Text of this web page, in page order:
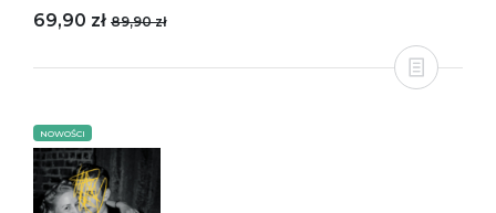
69,90 zł 89,90 zł
NOWOŚCI